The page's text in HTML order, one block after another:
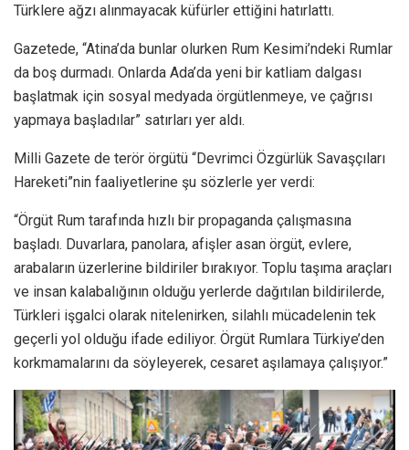
Türklere ağzı alınmayacak küfürler ettiğini hatırlattı.
Gazetede, “Atina’da bunlar olurken Rum Kesimi’ndeki Rumlar
da boş durmadı. Onlarda Ada’da yeni bir katliam dalgası
başlatmak için sosyal medyada örgütlenmeye, ve çağrısı
yapmaya başladılar” satırları yer aldı.
Milli Gazete de terör örgütü “Devrimci Özgürlük Savaşçıları
Hareketi”nin faaliyetlerine şu sözlerle yer verdi:
“Örgüt Rum tarafında hızlı bir propaganda çalışmasına
başladı. Duvarlara, panolara, afişler asan örgüt, evlere,
arabaların üzerlerine bildiriler bırakıyor. Toplu taşıma araçları
ve insan kalabalığının olduğu yerlerde dağıtılan bildirilerde,
Türkleri işgalci olarak nitelenirken, silahlı mücadelenin tek
geçerli yol olduğu ifade ediliyor. Örgüt Rumlara Türkiye’den
korkmamalarını da söyleyerek, cesaret aşılamaya çalışıyor.”